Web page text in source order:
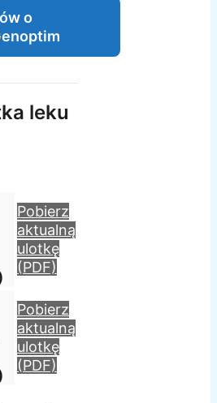
o
leku
Pobierz
aktualną
ulotkę
(PDF)
Pobierz
aktualną
ulotkę
(PDF)